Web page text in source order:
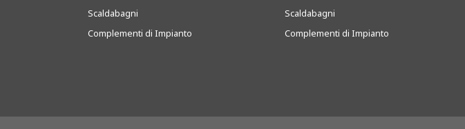
Scaldabagni
Complementi di Impianto
Scaldabagni
Complementi di Impianto